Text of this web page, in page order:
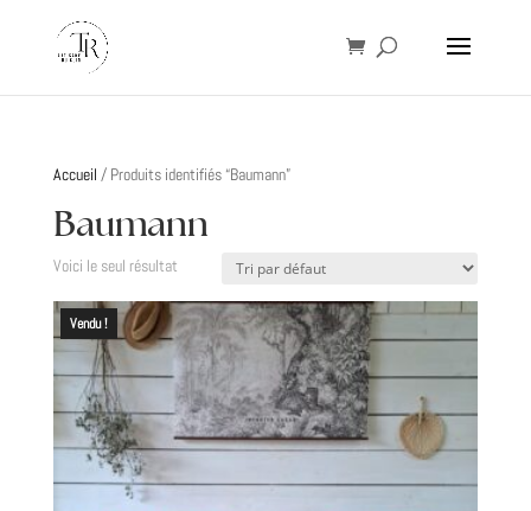
Accueil / Produits identifiés “Baumann”
Baumann
Voici le seul résultat
Vendu !